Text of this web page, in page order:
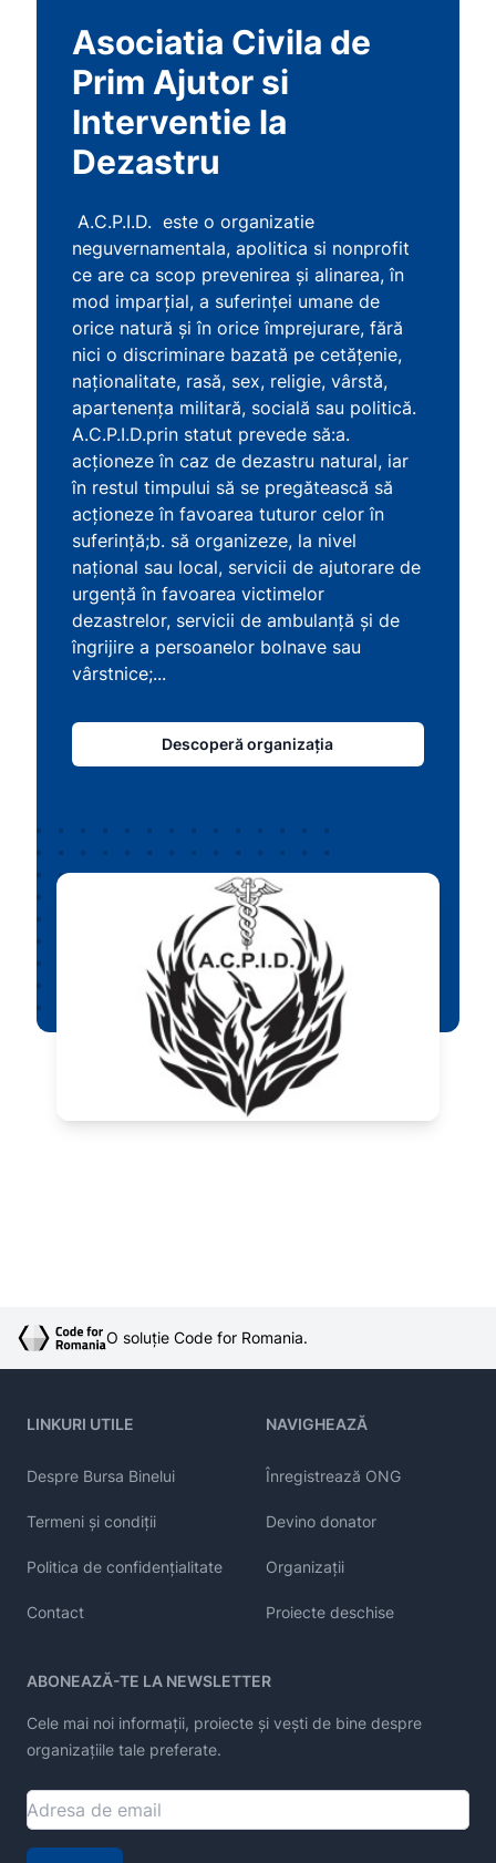
Asociatia Civila de
Prim Ajutor si
Interventie la
Dezastru
A.C.P.I.D. este o organizatie
neguvernamentala, apolitica si nonprofit
ce are ca scop prevenirea şi alinarea, în
mod imparţial, a suferinţei umane de
orice natură şi în orice împrejurare, fără
nici o discriminare bazată pe cetăţenie,
naţionalitate, rasă, sex, religie, vârstă,
apartenenţa militară, socială sau politică.
A.C.P.I.D.prin statut prevede să:a.
acţioneze în caz de dezastru natural, iar
în restul timpului să se pregătească să
acţioneze în favoarea tuturor celor în
suferinţă;b. să organizeze, la nivel
naţional sau local, servicii de ajutorare de
urgenţă în favoarea victimelor
dezastrelor, servicii de ambulanţă şi de
îngrijire a persoanelor bolnave sau
vârstnice;...
Descoperă organizația
O soluție Code for Romania.
LINKURI UTILE
Despre Bursa Binelui
Termeni și condiții
Politica de confidențialitate
Contact
NAVIGHEAZĂ
Înregistrează ONG
Devino donator
Organizații
Proiecte deschise
ABONEAZĂ-TE LA NEWSLETTER
Cele mai noi informații, proiecte și vești de bine despre
organizațiile tale preferate.